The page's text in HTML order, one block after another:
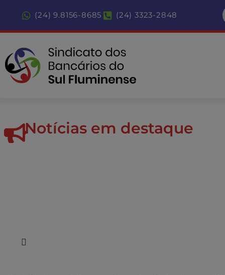
(24) 9.8156-8685 (24) 3323-2848
Notícias em destaque